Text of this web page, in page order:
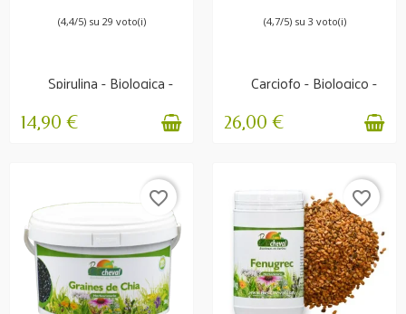
(4,4/5) su 29 voto(i)
Spirulina - Biologica -
Alga in polvere -...
14,90 €
(4,7/5) su 3 voto(i)
Carciofo - Biologico -
Disintossicante,...
26,00 €
favorite_border favorite_border